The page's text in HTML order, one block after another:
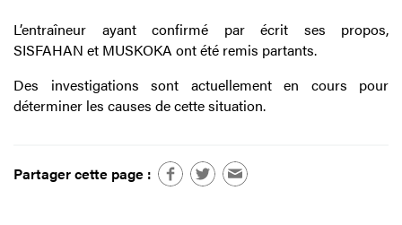
L’entraîneur ayant confirmé par écrit ses propos,
SISFAHAN et MUSKOKA ont été remis partants.
Des investigations sont actuellement en cours pour
déterminer les causes de cette situation.
Partager cette page :